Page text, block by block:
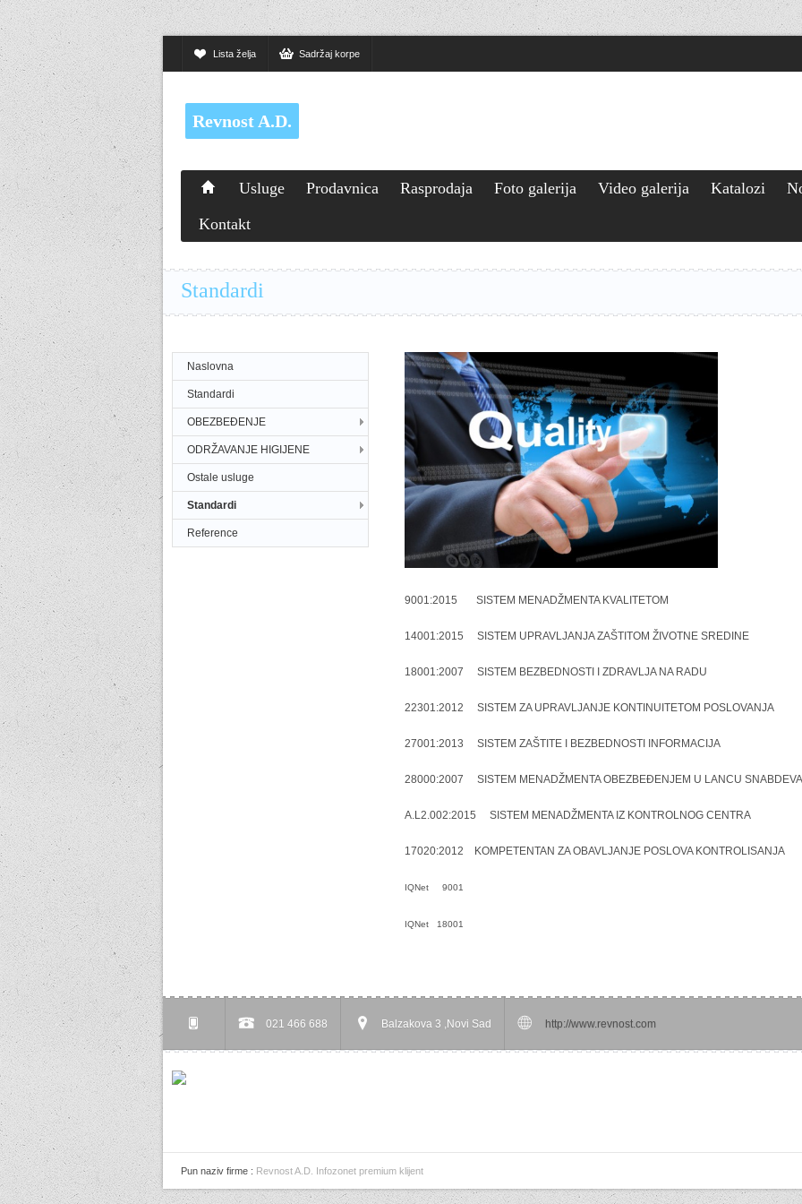
Lista želja Sadržaj korpe
Revnost A.D.
Usluge Prodavnica Rasprodaja Foto galerija Video galerija Katalozi
Kontakt
Standardi
Naslovna
Standardi
OBEZBEĐENJE
ODRŽAVANJE HIGIJENE
Ostale usluge
Standardi
Reference
9001:2015 SISTEM MENADŽMENTA KVALITETOM
14001:2015 SISTEM UPRAVLJANJA ZAŠTITOM ŽIVOTNE SREDINE
18001:2007 SISTEM BEZBEDNOSTI I ZDRAVLJA NA RADU
22301:2012 SISTEM ZA UPRAVLJANJE KONTINUITETOM POSLOVANJA
27001:2013 SISTEM ZAŠTITE I BEZBEDNOSTI INFORMACIJA
28000:2007 SISTEM MENADŽMENTA OBEZBEĐENJEM U LANCU
A.L2.002:2015 SISTEM MENADŽMENTA IZ KONTROLNOG CENTRA
17020:2012 KOMPETENTAN ZA OBAVLJANJE POSLOVA KONTROLISANJA
IQNet 9001
IQNet 18001
021 466 688 Balzakova 3 ,Novi Sad http://www.revnost.com
Pun naziv firme : Revnost A.D. Infozonet premium klijent